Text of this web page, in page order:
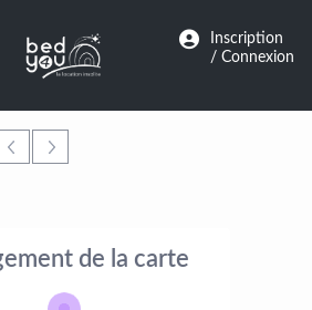
Inscription
/ Connexion
de la carte